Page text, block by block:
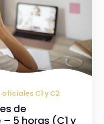
C1 y C2
de
5 horas (C1 y